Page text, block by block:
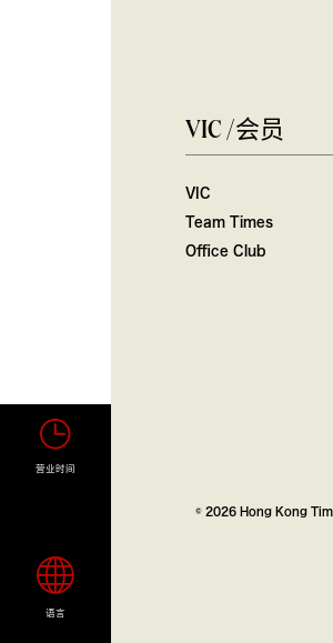
营业时间
语言
VIC /会员
VIC
Team Times
Office Club
© 2026 Hong Kong